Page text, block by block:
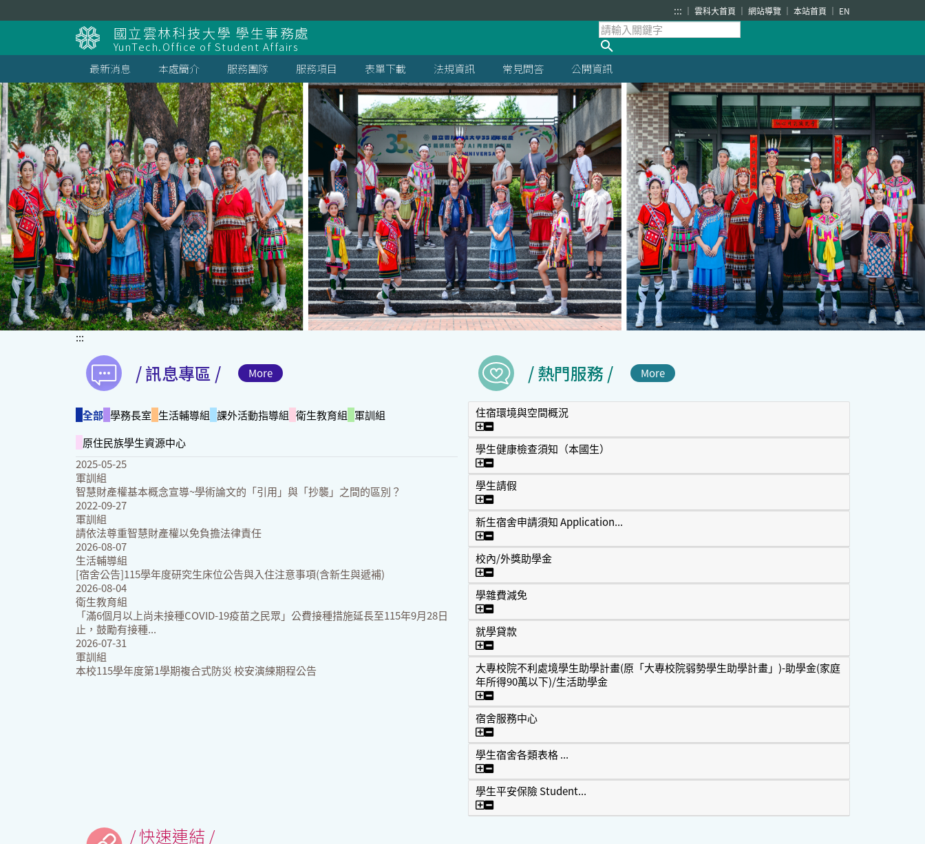
到
主
要
內
容
區
塊
::: 雲科大首頁 網站導覽 本站首頁 EN
國立雲林科技大學 學生事務處
YunTech.Office of Student Affairs
最新消息
本處簡介 服務團隊 服務項目 表單下載 法規資訊 常見問答 公開資訊
:::
/ 訊息專區 / More
全部 學務長室 生活輔導組 課外活動指導組 衛生教育組 軍訓組
原住民族學生資源中心
2025-05-25
軍訓組
智慧財產權基本概念宣導~學術論文的「引用」與「抄襲」之間的區別？
2022-09-27
軍訓組
請依法尊重智慧財產權以免負擔法律責任
2026-08-07
生活輔導組
[宿舍公告]115學年度研究生床位公告與入住注意事項(含新生與遞補)
2026-08-04
衛生教育組
「滿6個月以上尚未接種COVID-19疫苗之民眾」公費接種措施延長至115年9月28日
止，鼓勵有接種...
2026-07-31
軍訓組
本校115學年度第1學期複合式防災 校安演練期程公告
/ 熱門服務 / More
住宿環境與空間概況
住宿環境與空間概況
學生健康檢查須知（本國生）
學生健康檢查須知（本國生）
學生請假
學生請假
新生宿舍申請須知 Application...
新生宿舍申請須知 Application...
校內/外獎助學金
校內/外獎助學金
學雜費減免
學雜費減免
就學貸款
就學貸款
大專校院不利處境學生助學計畫(原「大專校院弱勢學生助學計畫」)-助學金(家庭
年所得90萬以下)/生活助學金
大專校院不利處境學生助學計畫(原「大專校院弱勢學生助學計畫」)-助學金(家庭年所得90萬以
宿舍服務中心
宿舍服務中心
學生宿舍各類表格 ...
學生宿舍各類表格 ...
學生平安保險 Student...
學生平安保險 Student...
/ 快速連結 /